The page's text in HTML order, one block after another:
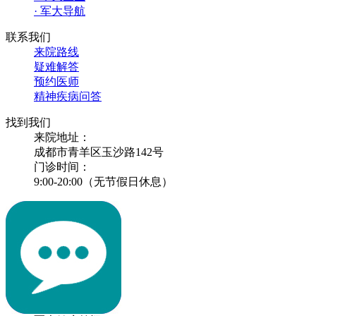
· 军大导航
联系我们
来院路线
疑难解答
预约医师
精神疾病问答
找到我们
来院地址：
成都市青羊区玉沙路142号
门诊时间：
9:00-20:00（无节假日休息）